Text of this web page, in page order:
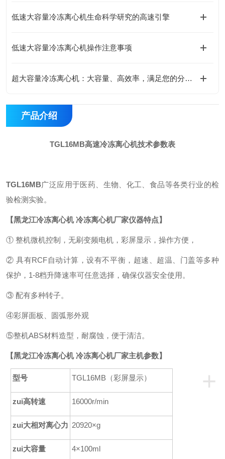
低速大容量冷冻离心机生命科学研究的高速引擎
低速大容量冷冻离心机操作注意事项
超大容量冷冻离心机：大容量、高效率，满足您的分离需求
产品介绍
TGL16MB高速冷冻离心机技术参数表
TGL16MB广泛应用于医药、生物、化工、食品等各类行业的检
验检测实验。
【黑龙江冷冻离心机 冷冻离心机厂家仪器特点】
① 整机微机控制，无刷变频电机，彩屏显示，操作方便，
② 具有RCF自动计算，设有不平衡，超速、超温、门盖等多种
保护， 1-8档升降速率可任意选择，确保仪器安全使用。
③ 配有多种转子。
④彩屏面板、圆弧形外观
⑤整机ABS材料造型，耐腐蚀，便于清洁。
【黑龙江冷冻离心机 冷冻离心机厂家主机参数】
+
型号 TGL16MB（彩屏显示）
zui高转速 16000r/min
zui大相对离心力 20920×g
zui大容量 4×100ml